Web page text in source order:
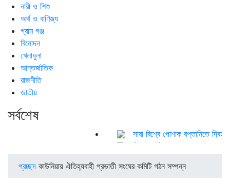
নারী ও শিশু
অর্থ ও বাণিজ্য
গ্রাম গঞ্জ
বিনোদন
খেলাধুলা
আন্তর্জাতিক
রাজনীতি
জাতীয়
সর্বশেষ
সারা বিশ্বে পোশাক রপ্তানিতে দ্বিতীয়
সিলেট হার্ট ফাউন্ডেশন হাসপাতালের
আশ্রয়কেন্দ্রে যাচ্ছে ফেনীর মানুষ
প্রচ্ছদ কাউনিয়ায় ঐতিহ্যবাহী প্রভাতী সংঘের কমিটি গঠন সম্পন্ন